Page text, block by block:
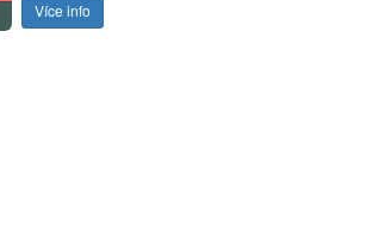
Více info